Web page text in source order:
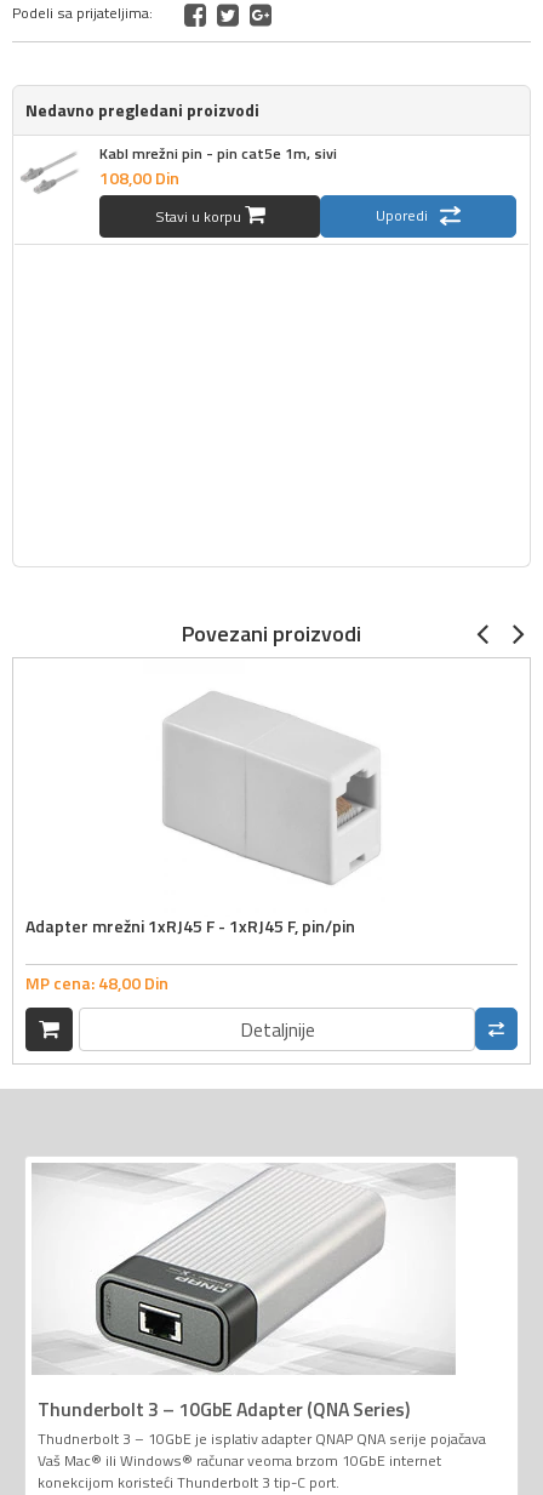
Podeli sa prijateljima:
Nedavno pregledani proizvodi
Kabl mrežni pin - pin cat5e 1m, sivi
108,00Din
Stavi u korpu Uporedi
Povezani proizvodi
Adapter mrežni 1xRJ45 F - 1xRJ45 F, pin/pin
MP cena:48,00Din
Detaljnije
Thunderbolt 3 – 10GbE Adapter (QNA Series)
Thudnerbolt 3 – 10GbE je isplativ adapter QNAP QNA serije pojačava
Vaš Mac® ili Windows® računar veoma brzom 10GbE internet
konekcijom koristeći Thunderbolt 3 tip-C port.